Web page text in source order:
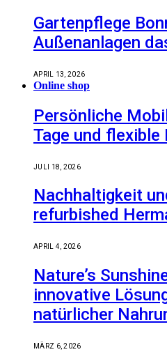
Gartenpflege
Außenanlagen
APRIL 13, 2026
Online shop
Persönliche
Tage und flexible
JULI 18, 2026
Nachhaltigkeit
refurbished
APRIL 4, 2026
Nature’s
innovative
natürlicher
MÄRZ 6, 2026